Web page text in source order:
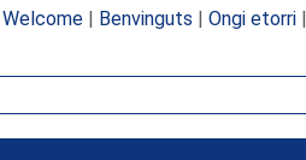
Welcome| Benvinguts | Ongi etorri|